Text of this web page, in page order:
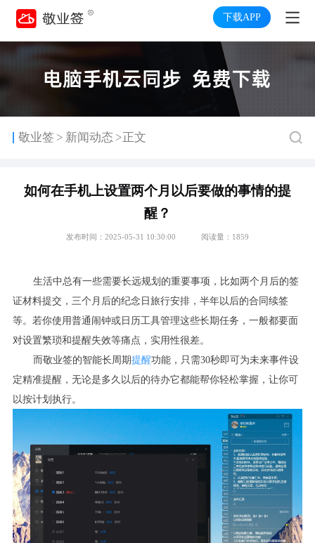
下载APP
敬业签 > 新闻动态 >正文
如何在手机上设置两个月以后要做的事情的提
醒？
发布时间：2025-05-31 10:30:00 阅读量：1859
生活中总有一些需要长远规划的重要事项，比如两个月后的签
证材料提交，三个月后的纪念日旅行安排，半年以后的合同续签
等。若你使用普通闹钟或日历工具管理这些长期任务，一般都要面
对设置繁琐和提醒失效等痛点，实用性很差。
而敬业签的智能长周期提醒功能，只需30秒即可为未来事件设
定精准提醒，无论是多久以后的待办它都能帮你轻松掌握，让你可
以按计划执行。